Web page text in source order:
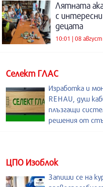
Лятната
с
децата
10:01 | 08
Селект ГЛАС
Изработка и
REHAU, душ
плъзгащи
решения от
ЦПО Изоблок
Запиши се на